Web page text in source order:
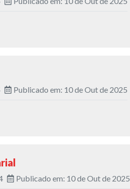
Publicado em: 10 de Out de 2025
Publicado em: 10 de Out de 2025